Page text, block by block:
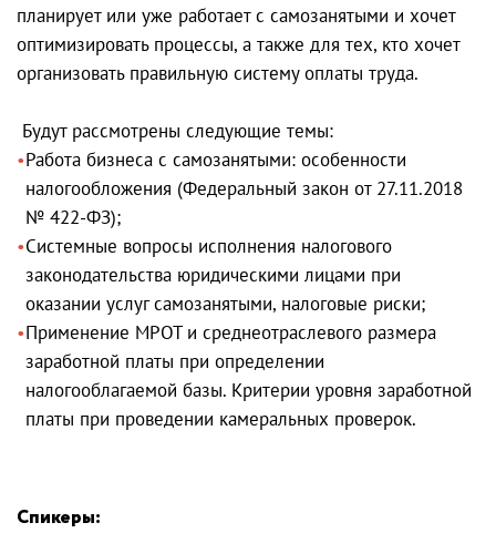
планирует или уже работает с самозанятыми и хочет
оптимизировать процессы, а также для тех, кто хочет
организовать правильную систему оплаты труда.
Будут рассмотрены следующие темы:
Работа бизнеса с самозанятыми: особенности
налогообложения (Федеральный закон от 27.11.2018
№ 422-ФЗ);
Системные вопросы исполнения налогового
законодательства юридическими лицами при
оказании услуг самозанятыми, налоговые риски;
Применение МРОТ и среднеотраслевого размера
заработной платы при определении
налогооблагаемой базы. Критерии уровня заработной
платы при проведении камеральных проверок.
Спикеры: